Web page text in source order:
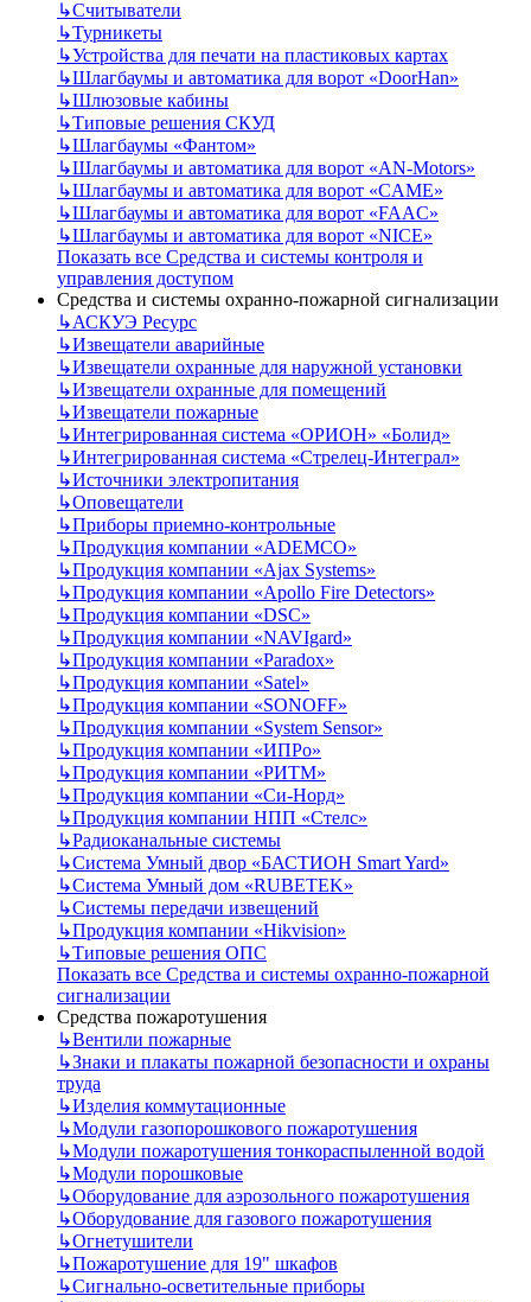
↳Считыватели
↳Турникеты
↳Устройства для печати на пластиковых картах
↳Шлагбаумы и автоматика для ворот «DoorHan»
↳Шлюзовые кабины
↳Типовые решения СКУД
↳Шлагбаумы «Фантом»
↳Шлагбаумы и автоматика для ворот «AN-Motors»
↳Шлагбаумы и автоматика для ворот «CAME»
↳Шлагбаумы и автоматика для ворот «FAAC»
↳Шлагбаумы и автоматика для ворот «NICE»
Показать все Средства и системы контроля и
управления доступом
Средства и системы охранно-пожарной сигнализации
↳АСКУЭ Ресурс
↳Извещатели аварийные
↳Извещатели охранные для наружной установки
↳Извещатели охранные для помещений
↳Извещатели пожарные
↳Интегрированная система «ОРИОН» «Болид»
↳Интегрированная система «Стрелец-Интеграл»
↳Источники электропитания
↳Оповещатели
↳Приборы приемно-контрольные
↳Продукция компании «ADEMCO»
↳Продукция компании «Ajax Systems»
↳Продукция компании «Apollo Fire Detectors»
↳Продукция компании «DSC»
↳Продукция компании «NAVIgard»
↳Продукция компании «Paradox»
↳Продукция компании «Satel»
↳Продукция компании «SONOFF»
↳Продукция компании «System Sensor»
↳Продукция компании «ИПРо»
↳Продукция компании «РИТМ»
↳Продукция компании «Си-Норд»
↳Продукция компании НПП «Стелс»
↳Радиоканальные системы
↳Система Умный двор «БАСТИОН Smart Yard»
↳Система Умный дом «RUBETEK»
↳Системы передачи извещений
↳Продукция компании «Hikvision»
↳Типовые решения ОПС
Показать все Средства и системы охранно-пожарной
сигнализации
Средства пожаротушения
↳Вентили пожарные
↳Знаки и плакаты пожарной безопасности и охраны
труда
↳Изделия коммутационные
↳Модули газопорошкового пожаротушения
↳Модули пожаротушения тонкораспыленной водой
↳Модули порошковые
↳Оборудование для аэрозольного пожаротушения
↳Оборудование для газового пожаротушения
↳Огнетушители
↳Пожаротушение для 19" шкафов
↳Сигнально-осветительные приборы